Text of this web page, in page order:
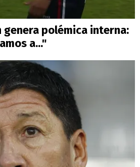
genera polémica interna:
a..."